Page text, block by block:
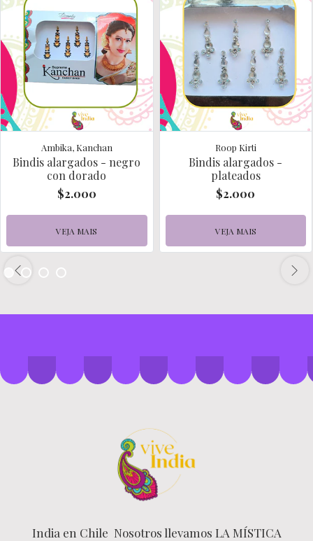
Ambika, Kanchan
Bindis alargados - negro
con dorado
$2.000
VEJA MAIS
Roop Kirti
Bindis alargados -
plateados
$2.000
VEJA MAIS
India en Chile Nosotros llevamos LA MÍSTICA